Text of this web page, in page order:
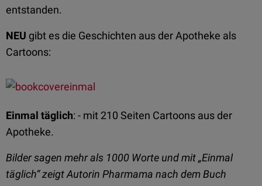
entstanden.
NEU gibt es die Geschichten aus der Apotheke als
Cartoons:
Einmal täglich: - mit 210 Seiten Cartoons aus der
Apotheke.
Bilder sagen mehr als 1000 Worte und mit „Einmal
täglich“ zeigt Autorin Pharmama nach dem Buch